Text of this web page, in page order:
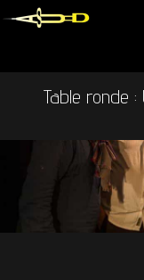
Table ronde